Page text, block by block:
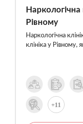
Рівному
Наркологічна
клініка у
+11